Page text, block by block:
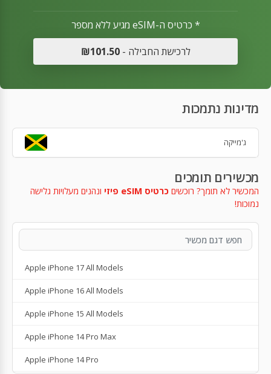
* כרטיס ה-eSIM מגיע ללא מספר
לרכישת החבילה -₪101.50
מדינות נתמכות
ג'מייקה
מכשירים תומכים
המכשיר לא תומך? רוכשים כרטיס eSIM פיזי
ונהנים מעלויות גלישה
נמוכות!
Apple iPhone 17 All Models
Apple iPhone 16 All Models
Apple iPhone 15 All Models
Apple iPhone 14 Pro Max
Apple iPhone 14 Pro